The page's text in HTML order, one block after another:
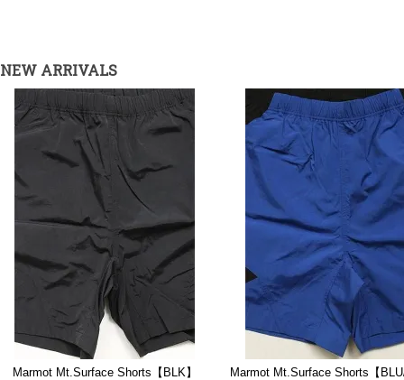
NEW ARRIVALS
Marmot Mt.Surface Shorts【BLK】 Marmot Mt.Surface Shorts【